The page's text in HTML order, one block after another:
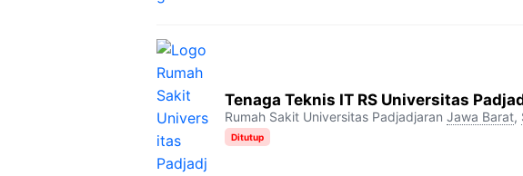
Tenaga Teknis IT RS Universitas
Rumah Sakit Universitas Padjadjaran Jawa Barat,
Ditutup